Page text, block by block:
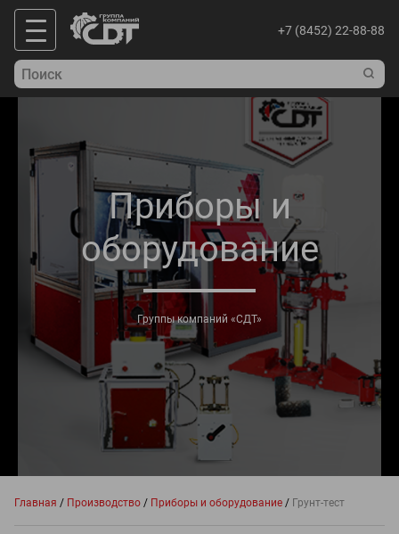
+7 (8452) 22-88-88
Приборы и
оборудование
Группы компаний «СДТ»
Главная / Производство / Приборы и оборудование / Грунт-тест